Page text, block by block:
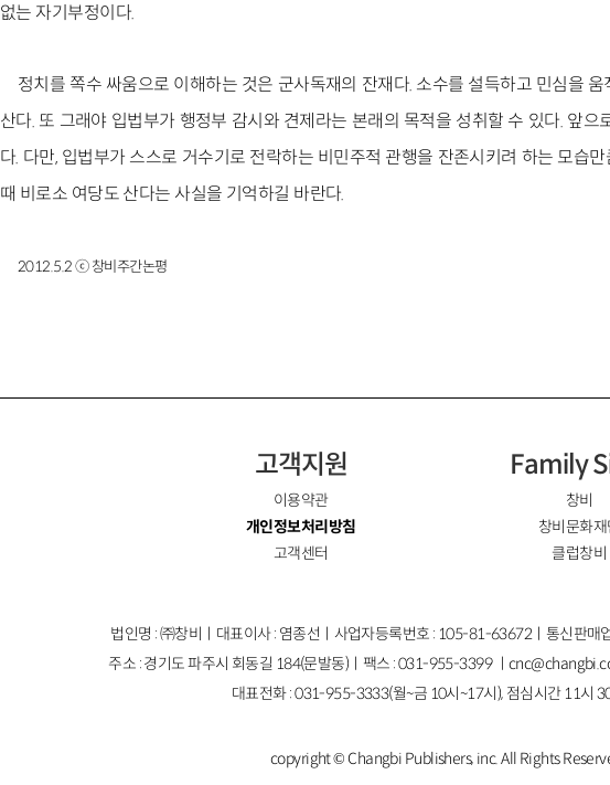
없는 자기부정이다.
정치를 쪽수 싸움으로 이해하는 것은 군사독재의 잔재다. 소수를 설득하고 민심을
산다. 또 그래야 입법부가 행정부 감시와 견제라는 본래의 목적을 성취할 수 있다. 앞으
다. 다만, 입법부가 스스로 거수기로 전락하는 비민주적 관행을 잔존시키려 하는 모습
때 비로소 여당도 산다는 사실을 기억하길 바란다.
2012.5.2 ⓒ 창비주간논평
고객지원
이용약관
개인정보처리방침
고객센터
Family
창비
창비문화
클럽창비
법인명 : ㈜창비ㅣ대표이사 : 염종선ㅣ사업자등록번호 : 105-81-63672ㅣ통신판매
주소 : 경기도 파주시 회동길 184(문발동)ㅣ팩스 : 031-955-3399 ㅣ
대표전화 : 031-955-3333(월~금 10시~17시), 점심시간 11시
copyright © Changbi Publishers, inc. All Rights